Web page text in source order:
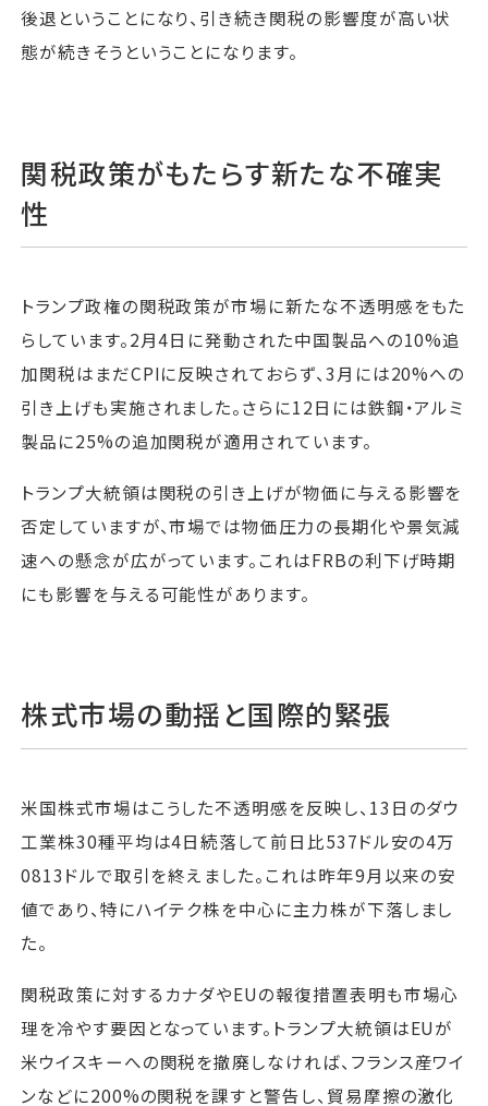
後退ということになり、引き続き関税の影響度が高い状
態が続きそうということになります。
関税政策がもたらす新たな不確実
性
トランプ政権の関税政策が市場に新たな不透明感をもた
らしています。2月4日に発動された中国製品への10%追
加関税はまだCPIに反映されておらず、3月には20%への
引き上げも実施されました。さらに12日には鉄鋼・アルミ
製品に25%の追加関税が適用されています。
トランプ大統領は関税の引き上げが物価に与える影響を
否定していますが、市場では物価圧力の長期化や景気減
速への懸念が広がっています。これはFRBの利下げ時期
にも影響を与える可能性があります。
株式市場の動揺と国際的緊張
米国株式市場はこうした不透明感を反映し、13日のダウ
工業株30種平均は4日続落して前日比537ドル安の4万
0813ドルで取引を終えました。これは昨年9月以来の安
値であり、特にハイテク株を中心に主力株が下落しまし
た。
関税政策に対するカナダやEUの報復措置表明も市場心
理を冷やす要因となっています。トランプ大統領はEUが
米ウイスキーへの関税を撤廃しなければ、フランス産ワイ
ンなどに200%の関税を課すと警告し、貿易摩擦の激化